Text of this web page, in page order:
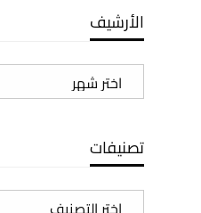
الأرشيف
الأرشيف
تصنيفات
تصنيفات